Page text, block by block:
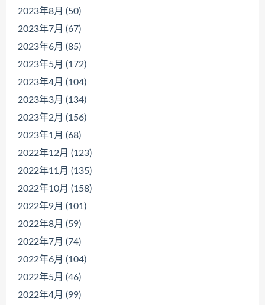
2023年8月 (50)
2023年7月 (67)
2023年6月 (85)
2023年5月 (172)
2023年4月 (104)
2023年3月 (134)
2023年2月 (156)
2023年1月 (68)
2022年12月 (123)
2022年11月 (135)
2022年10月 (158)
2022年9月 (101)
2022年8月 (59)
2022年7月 (74)
2022年6月 (104)
2022年5月 (46)
2022年4月 (99)